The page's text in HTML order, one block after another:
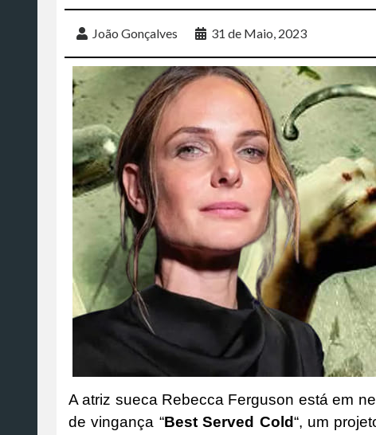
João Gonçalves 31 de Maio, 2023
A atriz sueca Rebecca Ferguson está em
de vingança “Best Served Cold“, um